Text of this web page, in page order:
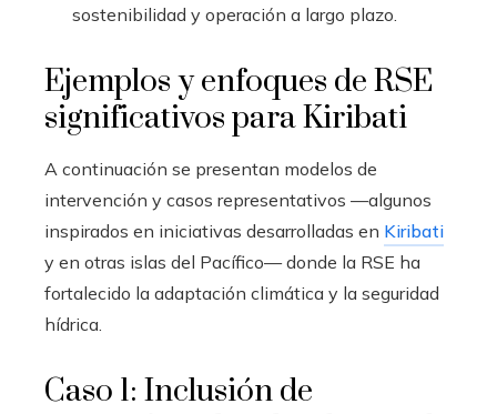
sostenibilidad y operación a largo plazo.
Ejemplos y enfoques de RSE
significativos para Kiribati
A continuación se presentan modelos de
intervención y casos representativos —algunos
inspirados en iniciativas desarrolladas en Kiribati
y en otras islas del Pacífico— donde la RSE ha
fortalecido la adaptación climática y la seguridad
hídrica.
Caso 1: Inclusión de